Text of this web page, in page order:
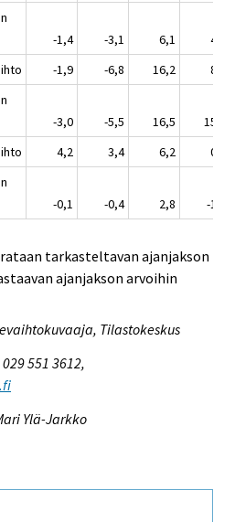
-1,4 -3,1 6,1
4,8
-1,9 -6,8 16,2
8,2
-3,0 -5,5 16,5
15,0
4,2 3,4 6,2
0,1
-0,1 -0,4 2,8 -1,9
tarkasteltavan ajanjakson
ajanjakson arvoihin
Tilastokeskus
551 3612,
Ylä-Jarkko